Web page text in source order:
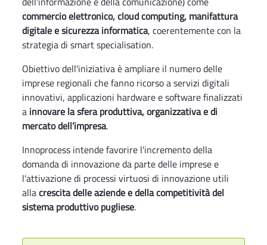
commercio elettronico, cloud computing, manifattura
digitale e sicurezza informatica, coerentemente con la
strategia di smart specialisation.
Obiettivo dell'iniziativa è ampliare il numero delle
imprese regionali che fanno ricorso a servizi digitali
innovativi, applicazioni hardware e software finalizzati
a innovare la sfera produttiva, organizzativa e di
mercato dell’impresa.
Innoprocess intende favorire l'incremento della
domanda di innovazione da parte delle imprese e
l'attivazione di processi virtuosi di innovazione utili
allacrescita delle aziende e della competitività del
sistema produttivo pugliese.